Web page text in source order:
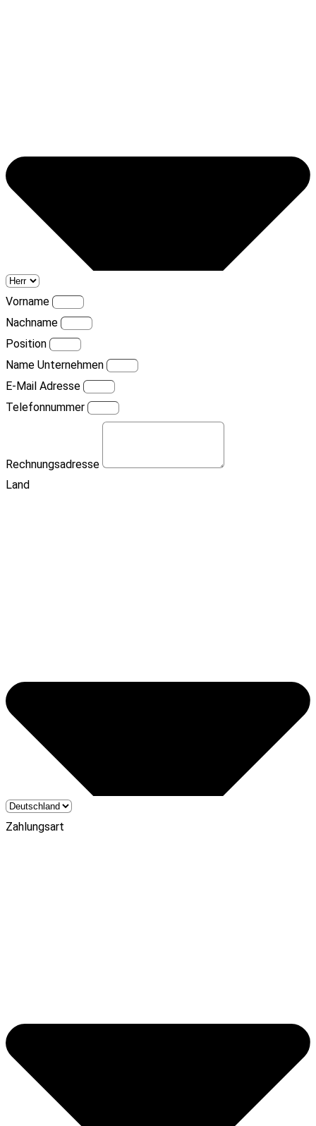
Vorname
Nachname
Position
Name Unternehmen
E-Mail Adresse
Telefonnummer
Rechnungsadresse
Land
Zahlungsart